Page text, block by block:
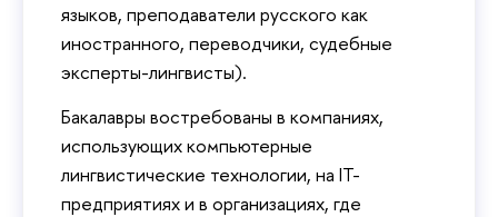
языков, преподаватели русского как
иностранного, переводчики, судебные
эксперты-лингвисты).
Бакалавры востребованы в компаниях,
использующих компьютерные
лингвистические технологии, на IT-
предприятиях и в организациях, где